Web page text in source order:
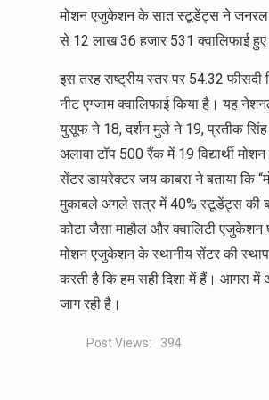
मोशन एजुकेशन के सात स्टूडेंट्स ने जनरल
से 12 लाख 36 हजार 531 क्वालिफाई हुए
इस तरह राष्ट्रीय स्तर पर 54.32
नीट एग्जाम क्वालिफाई किया है। यह
युसूफ ने 18, दर्शन मुले ने 19, प्रतीक
अलावा टॉप 500 रैंक में 19 विद्यार्थी
सेंटर डायरेक्टर जय काबरा ने बताया कि
मुकाबले अगले सत्र में 40% स्टूडेंट्स की
कोटा जैसा माहौल और क्वालिटी एजुकेशन
मोशन एजुकेशन के स्थानीय सेंटर की
करती है कि हम सही दिशा में हैं। आगरा में
जाग रही है।
Post Views: 394